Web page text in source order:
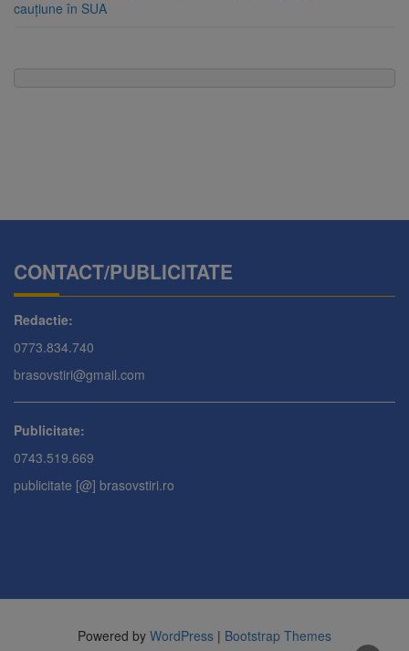
cauțiune în SUA
CONTACT/PUBLICITATE
Redactie:
0773.834.740
brasovstiri@gmail.com
Publicitate:
0743.519.669
publicitate [@] brasovstiri.ro
Powered by WordPress | Bootstrap Themes